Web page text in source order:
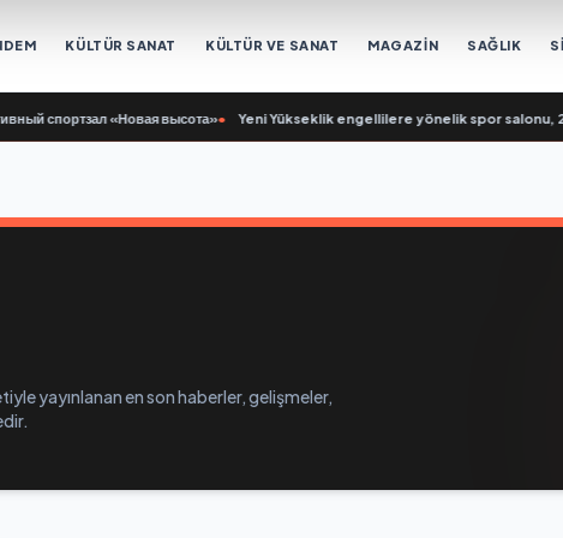
KÜLTÜR SANAT KÜLTÜR VE SANAT MAGAZİN SAĞLIK
спортзал «Новая высота»• Yeni Yükseklik engellilere yönelik spor salonu,
yayınlanan en son haberler, gelişmeler,